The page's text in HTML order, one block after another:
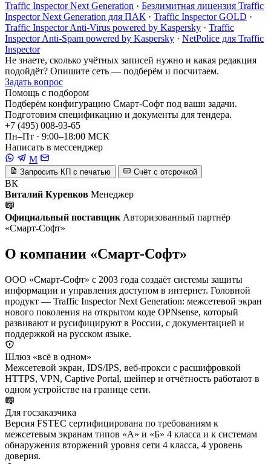
Traffic Inspector Next Generation · Безлимитная лицензия Traffic
Inspector Next Generation для ПАК · Traffic Inspector GOLD ·
Traffic Inspector Anti-Virus powered by Kaspersky · Traffic
Inspector Anti-Spam powered by Kaspersky · NetPolice для Traffic
Inspector
Не знаете, сколько учётных записей нужно и какая редакция
подойдёт? Опишите сеть — подберём и посчитаем.
Задать вопрос
Помощь с подбором
Подберём конфигурацию Смарт-Софт под ваши задачи.
Подготовим спецификацию и документы для тендера.
+7 (495) 008-93-65
Пн–Пт · 9:00–18:00 МСК
Написать в мессенджер
M
Запросить КП с печатью Счёт с отсрочкой
ВК
Виталий Куренков Менеджер
Официальный поставщик Авторизованный партнёр
«Смарт-Софт»
О компании «Смарт-Софт»
ООО «Смарт-Софт» с 2003 года создаёт системы защиты
информации и управления доступом в интернет. Головной
продукт — Traffic Inspector Next Generation: межсетевой экран
нового поколения на открытом коде OPNsense, который
развивают и русифицируют в России, с документацией и
поддержкой на русском языке.
Шлюз «всё в одном»
Межсетевой экран, IDS/IPS, веб-прокси с расшифровкой
HTTPS, VPN, Captive Portal, шейпер и отчётность работают в
одном устройстве на границе сети.
Для госзаказчика
Версия FSTEC сертифицирована по требованиям к
межсетевым экранам типов «А» и «Б» 4 класса и к системам
обнаружения вторжений уровня сети 4 класса, 4 уровень
доверия.